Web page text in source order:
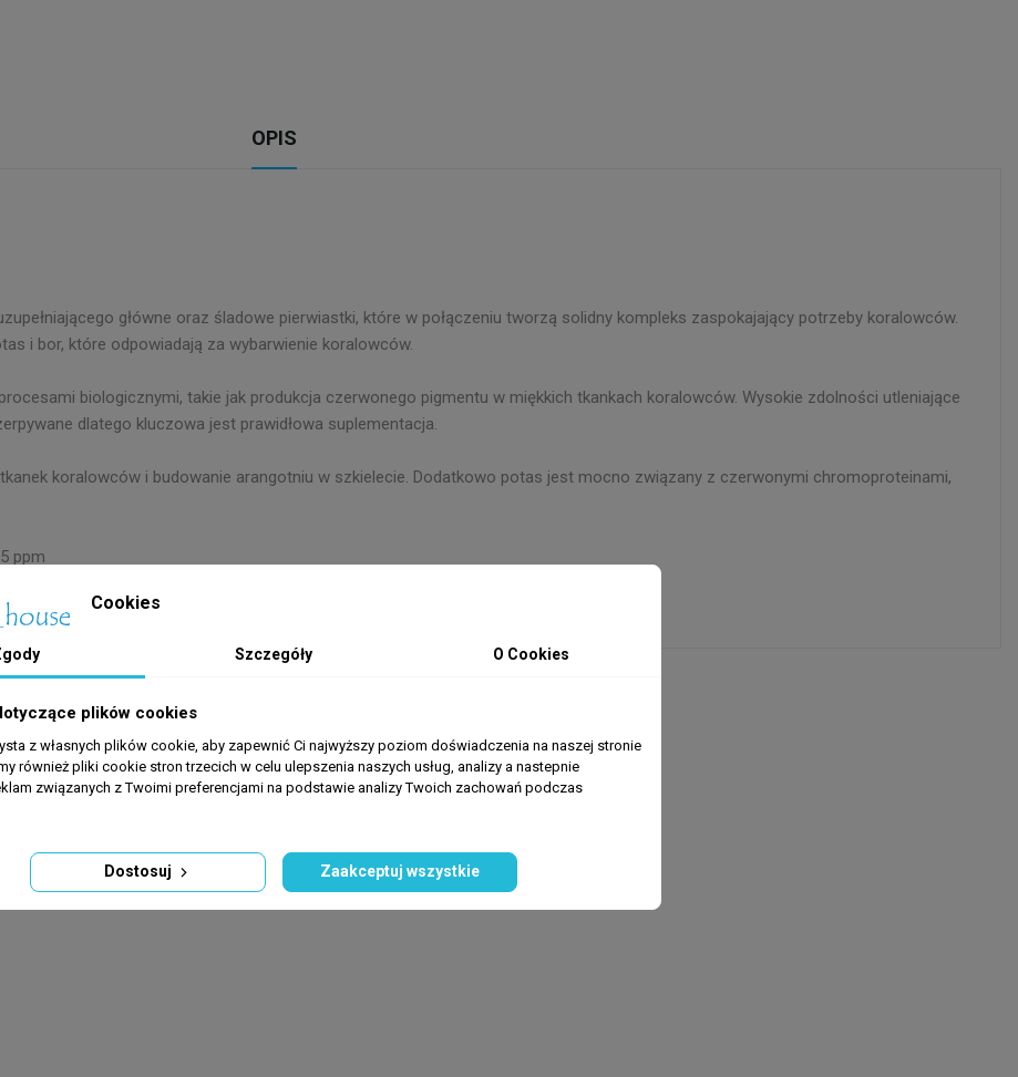
OPIS
główne oraz śladowe pierwiastki, które w połączeniu tworzą solidny kompleks zaspokajający potrzeby koralowców.
i bor, które odpowiadają za wybarwienie koralowców.
biologicznymi, takie jak produkcja czerwonego pigmentu w miękkich tkankach koralowców. Wysokie zdolności utleniające
dlatego kluczowa jest prawidłowa suplementacja.
koralowców i budowanie arangotniu w szkielecie. Dodatkowo potas jest mocno związany z czerwonymi chromoproteinami,
ppm
Cookies
Szczegóły O Cookies
plików cookies
z własnych plików cookie, aby zapewnić Ci najwyższy poziom doświadczenia na naszej stronie
również pliki cookie stron trzecich w celu ulepszenia naszych usług, analizy a nastepnie
związanych z Twoimi preferencjami na podstawie analizy Twoich zachowań podczas
Dostosuj Zaakceptuj wszystkie